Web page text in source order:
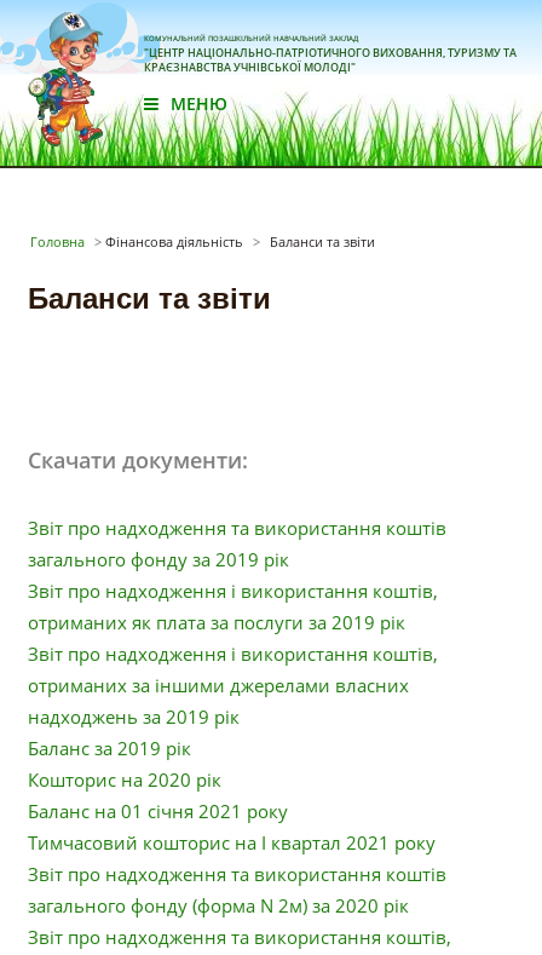
КОМУНАЛЬНИЙ ПОЗАШКІЛЬНИЙ НАВЧАЛЬНИЙ ЗАКЛАД
"ЦЕНТР НАЦІОНАЛЬНО-ПАТРІОТИЧНОГО ВИХОВАННЯ, ТУРИЗМУ ТА
КРАЄЗНАВСТВА УЧНІВСЬКОЇ МОЛОДІ"
МЕНЮ
Головна > Фінансова діяльність > Баланси та звіти
Баланси та звіти
Скачати документи:
Звіт про надходження та використання коштів
загального фонду за 2019 рік
Звіт про надходження і використання коштів,
отриманих як плата за послуги за 2019 рік
Звіт про надходження і використання коштів,
отриманих за іншими джерелами власних
надходжень за 2019 рік
Баланс за 2019 рік
Кошторис на 2020 рік
Баланс на 01 січня 2021 року
Тимчасовий кошторис на І квартал 2021 року
Звіт про надходження та використання коштів
загального фонду (форма N 2м) за 2020 рік
Звіт про надходження та використання коштів,